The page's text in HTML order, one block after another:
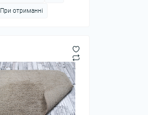
При отриманні